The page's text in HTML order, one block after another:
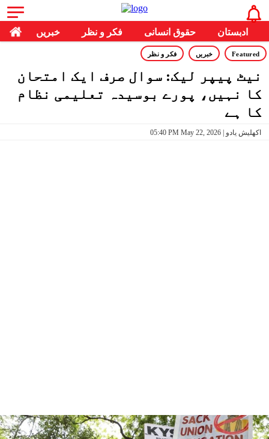
خبریں فکر و نظر حقوق انسانی ادبستان
Featured خبریں فکر و نظر
نیٹ پیپر لیک: سوال صرف ایک امتحان
کا نہیں، پورے بوسیدہ تعلیمی نظام
کا ہے
05:40 PM May 22, 2026 | اکھلیش یادو